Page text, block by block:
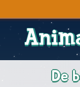
De